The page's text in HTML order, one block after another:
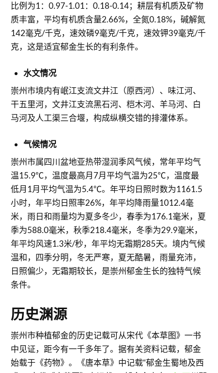
比例为1：0.97-1.01：0.18-0.14；耕层有机质及矿物
质丰富，平均有机质含量2.66%，全氮0.18%，碱解氮
142毫克/千克，速效磷9毫克/千克，速效钾39毫克/千
克，这是适宜郁金生长的有利条件。
水文情况
崇州市境内有岷江支流文井江（原西河）、味江河、
干五里河，文井江支流黑石河、桤木河、羊马河、白
马河及人工渠三合堰，构成纵横交错的排灌体系。
气候情况
崇州市属四川盆地亚热带湿润季风气候，常年平均气
温15.9℃，温度最高月7月平均气温为25℃，温度最
低月1月平均气温为5.4℃。年平均日照时数为1161.5
小时，年平均日照率26%，年平均降雨量1012.4毫
米，雨日和雨量均为夏多冬少，春季为176.1毫米，夏
季为588.0毫米，秋季218.4毫米，冬季为29.9毫米，
年平均风速1.3米/秒，年平均无霜期285天。境内气候
温和，四季分明，冬无严寒，夏无酷暑，雨量充沛，
日照偏少，无霜期较长，是崇州郁金生长的独特气候
条件。
历史渊源
崇州市种植郁金的历史记载可从宋代《本草图》一书
中见证，距今有一千多年了。据有关资料记载，郁金
始载于《药物》。《唐本草》中记载“郁金生蜀地及西